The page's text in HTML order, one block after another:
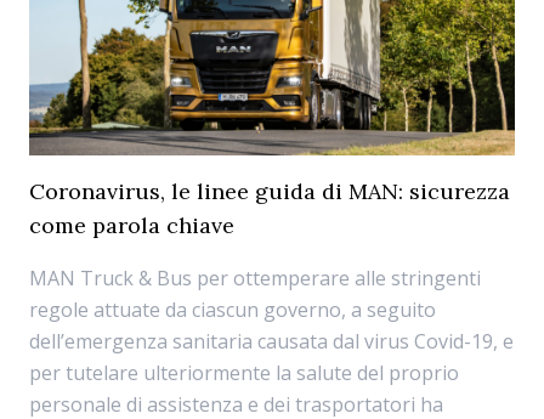
Coronavirus, le linee guida di MAN: sicurezza
come parola chiave
MAN Truck & Bus per ottemperare alle stringenti
regole attuate da ciascun governo, a seguito
dell’emergenza sanitaria causata dal virus Covid-19, e
per tutelare ulteriormente la salute del proprio
personale di assistenza e dei trasportatori ha